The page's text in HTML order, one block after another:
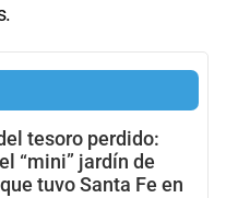
tesoro perdido:
“mini” jardín de
tuvo Santa Fe en